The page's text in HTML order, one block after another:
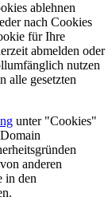
ablehnen
nach Cookies
für Ihre
abmelden oder
nutzen
alle gesetzten
unter "Cookies"
anderen
in den